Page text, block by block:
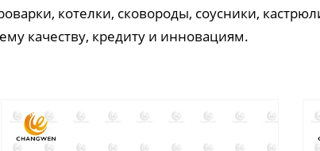
котелки, сковороды, соусники,
качеству, кредиту и инновациям.